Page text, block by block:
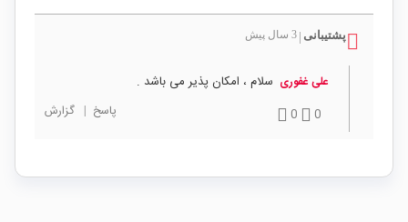
پشتیبانی | 3 سال پیش
علی غفوری سلام ، امکان پذیر می باشد .
0
0 پاسخ | گزارش